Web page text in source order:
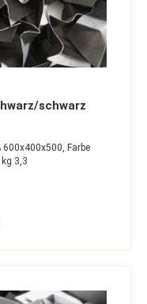
schwarz
600x400x500, Farbe
3,3